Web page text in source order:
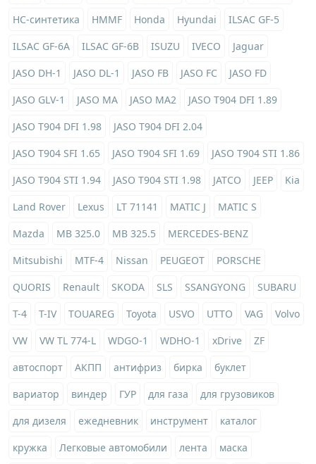
HC-синтетика
HMMF Honda Hyundai
ILSAC GF-5
ILSAC GF-6A
ILSAC GF-6B ISUZU IVECO
Jaguar
JASO DH-1
JASO DL-1 JASO FB JASO FC
JASO FD
JASO GLV-1
JASO MA JASO MA2
JASO T904 DFI 1.89
JASO T904 DFI 1.98
JASO T904 DFI 2.04
JASO T904 SFI 1.65
JASO T904 SFI 1.69
JASO T904 STI 1.86
JASO T904 STI 1.94
JASO T904 STI 1.98 JATCO JEEP
Kia
Land Rover
Lexus LT 71141 MATIC J
MATIC S
Mazda
MB 325.0 MB 325.5
MERCEDES-BENZ
Mitsubishi
MTF-4 Nissan PEUGEOT
PORSCHE
QUORIS
Renault SKODA SLS SSANGYONG
SUBARU
T-4
T-IV TOUAREG Toyota USVO UTTO VAG
Volvo
VW
VW TL 774-L WDGO-1 WDHO-1 xDrive
ZF
автоспорт
АКПП антифриз бирка
буклет
вариатор
виндер ГУР для газа
для грузовиков
для дизеля
ежедневник инструмент
каталог
кружка
Легковые автомобили лента
маска